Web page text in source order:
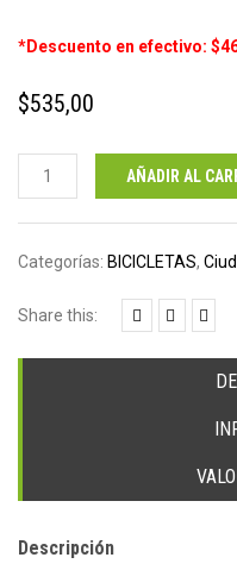
*Descuento en efectivo:
$535,00
Bicicleta
GW
29"
Shimano
3x8
AÑADIR AL
Categorías: BICICLETAS,
Share this:
Descripción